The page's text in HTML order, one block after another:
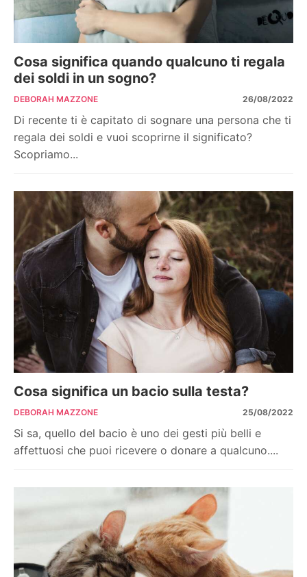
Cosa significa quando qualcuno ti regala
dei soldi in un sogno?
DEBORAH MAZZONE 26/08/2022
Di recente ti è capitato di sognare una persona che ti
regala dei soldi e vuoi scoprirne il significato?
Scopriamo...
Cosa significa un bacio sulla testa?
DEBORAH MAZZONE 25/08/2022
Si sa, quello del bacio è uno dei gesti più belli e
affettuosi che puoi ricevere o donare a qualcuno....